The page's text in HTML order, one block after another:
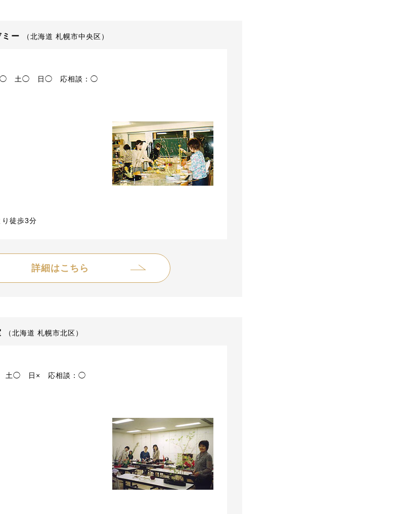
ー （北海道 札幌市中央区）
◯ 土◯ 日◯ 応相談：◯
徒歩3分
詳細はこちら
（北海道 札幌市北区）
土◯ 日× 応相談：◯